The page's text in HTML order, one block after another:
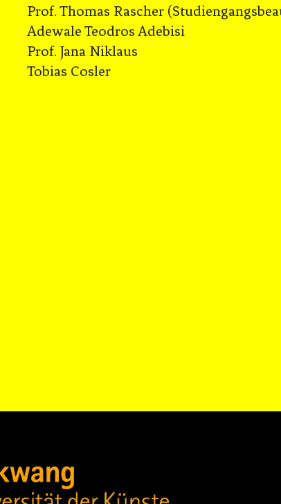
Prof. Thomas Rascher
Adewale Teodros Adebisi
Prof. Jana Niklaus
Tobias Cosler